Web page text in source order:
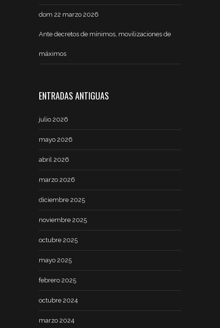
dom 22 marzo 2026
Ante decretos de mínimos, movilizaciones de
máximos
ENTRADAS ANTIGUAS
julio 2026
mayo 2026
abril 2026
marzo 2026
diciembre 2025
noviembre 2025
octubre 2025
mayo 2025
febrero 2025
octubre 2024
marzo 2024